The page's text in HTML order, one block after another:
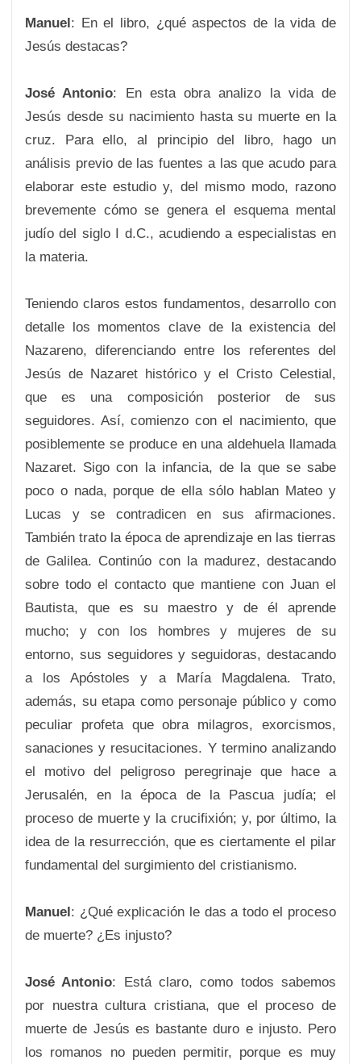
Manuel: En el libro, ¿qué aspectos de la vida de
Jesús destacas?
José Antonio: En esta obra analizo la vida de
Jesús desde su nacimiento hasta su muerte en la
cruz. Para ello, al principio del libro, hago un
análisis previo de las fuentes a las que acudo para
elaborar este estudio y, del mismo modo, razono
brevemente cómo se genera el esquema mental
judío del siglo I d.C., acudiendo a especialistas en
la materia.
Teniendo claros estos fundamentos, desarrollo con
detalle los momentos clave de la existencia del
Nazareno, diferenciando entre los referentes del
Jesús de Nazaret histórico y el Cristo Celestial,
que es una composición posterior de sus
seguidores. Así, comienzo con el nacimiento, que
posiblemente se produce en una aldehuela llamada
Nazaret. Sigo con la infancia, de la que se sabe
poco o nada, porque de ella sólo hablan Mateo y
Lucas y se contradicen en sus afirmaciones.
También trato la época de aprendizaje en las tierras
de Galilea. Continúo con la madurez, destacando
sobre todo el contacto que mantiene con Juan el
Bautista, que es su maestro y de él aprende
mucho; y con los hombres y mujeres de su
entorno, sus seguidores y seguidoras, destacando
a los Apóstoles y a María Magdalena. Trato,
además, su etapa como personaje público y como
peculiar profeta que obra milagros, exorcismos,
sanaciones y resucitaciones. Y termino analizando
el motivo del peligroso peregrinaje que hace a
Jerusalén, en la época de la Pascua judía; el
proceso de muerte y la crucifixión; y, por último, la
idea de la resurrección, que es ciertamente el pilar
fundamental del surgimiento del cristianismo.
Manuel: ¿Qué explicación le das a todo el proceso
de muerte? ¿Es injusto?
José Antonio: Está claro, como todos sabemos
por nuestra cultura cristiana, que el proceso de
muerte de Jesús es bastante duro e injusto. Pero
los romanos no pueden permitir, porque es muy